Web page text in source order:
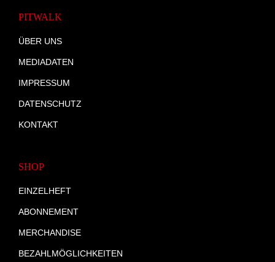
PITWALK
ÜBER UNS
MEDIADATEN
IMPRESSUM
DATENSCHUTZ
KONTAKT
SHOP
EINZELHEFT
ABONNEMENT
MERCHANDISE
BEZAHLMÖGLICHKEITEN